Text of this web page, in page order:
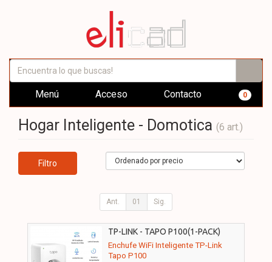
Menú Acceso Contacto 0
Hogar Inteligente - Domotica (6 art.)
Filtro
Ant. 01 Sig.
TP-LINK - TAPO P100(1-PACK)
Enchufe WiFi Inteligente TP-Link
Tapo P100